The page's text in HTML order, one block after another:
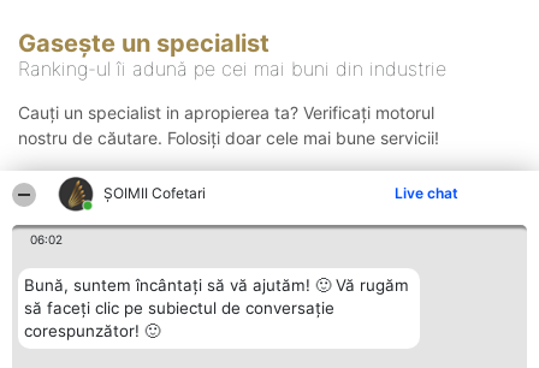
ȘOIMII Cofetari Live chat
06:02
Bună, suntem încântați să vă ajutăm! 🙂 Vă rugăm
să faceți clic pe subiectul de conversație
corespunzător! 🙂
Gasește un specialist
Ranking-ul îi adună pe cei mai buni din industrie
Cauți un specialist in apropierea ta? Verificați motorul
nostru de căutare. Folosiți doar cele mai bune servicii!